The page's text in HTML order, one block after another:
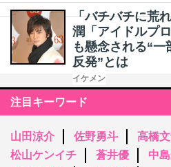
「バチバチに荒
潤「アイドルプ
も懸念される“
反発”とは
イケメン
注目キーワード
山田涼介 佐野勇斗 高橋
松山ケンイチ
蒼井優 中